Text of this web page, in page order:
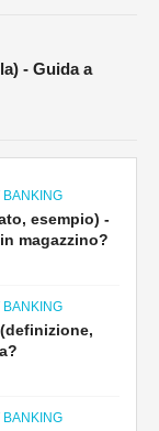
- Guida a
esempio) -
magazzino?